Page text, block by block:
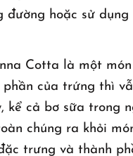
đường hoặc sử
Cotta là một
của trứng thì
kể cả bơ sữa trong
chúng ra khỏi
trưng và thành